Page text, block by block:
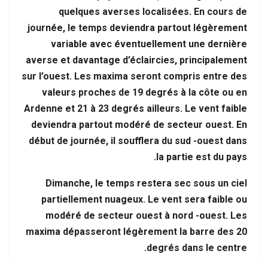
quelques averses localisées. En cours de
journée, le temps deviendra partout légèrement
variable avec éventuellement une dernière
averse et davantage d’éclaircies, principalement
sur l’ouest. Les maxima seront compris entre des
valeurs proches de 19 degrés à la côte ou en
Ardenne et 21 à 23 degrés ailleurs. Le vent faible
deviendra partout modéré de secteur ouest. En
début de journée, il soufflera du sud -ouest dans
la partie est du pays.
Dimanche, le temps restera sec sous un ciel
partiellement nuageux. Le vent sera faible ou
modéré de secteur ouest à nord -ouest. Les
maxima dépasseront légèrement la barre des 20
degrés dans le centre.